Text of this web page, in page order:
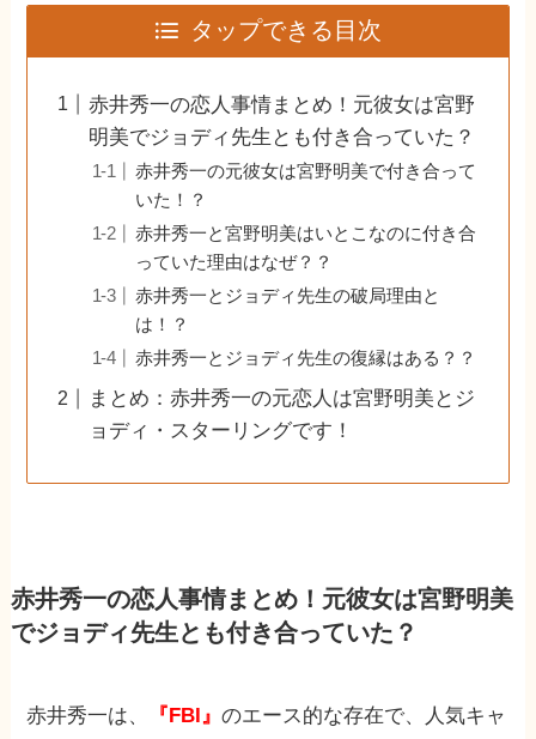
タップできる目次
赤井秀一の恋人事情まとめ！元彼女は宮野
明美でジョディ先生とも付き合っていた？
赤井秀一の元彼女は宮野明美で付き合って
いた！？
赤井秀一と宮野明美はいとこなのに付き合
っていた理由はなぜ？？
赤井秀一とジョディ先生の破局理由と
は！？
赤井秀一とジョディ先生の復縁はある？？
まとめ：赤井秀一の元恋人は宮野明美とジ
ョディ・スターリングです！
赤井秀一の恋人事情まとめ！元彼女は宮野明美
でジョディ先生とも付き合っていた？
赤井秀一は、 『FBI』のエース的な存在で、人気キャ